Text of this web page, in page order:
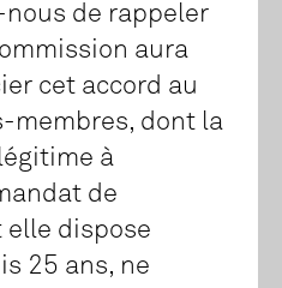
de rappeler
aura
cet accord au
membres, dont la
à
de
elle dispose
25 ans, ne